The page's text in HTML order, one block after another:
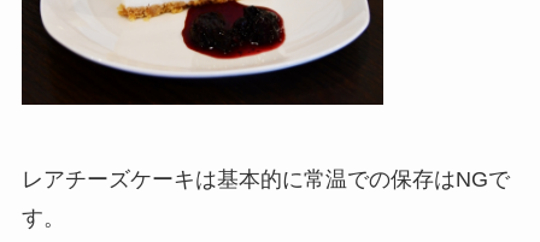
レアチーズケーキは基本的に常温での保存はNGで
す。